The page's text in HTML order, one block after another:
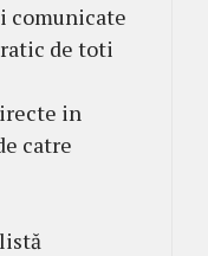
comunicate
de toti
in
catre